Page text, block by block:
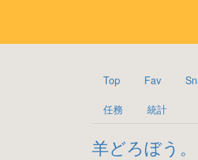
Top Fav
任務 統計
羊どろぼう。